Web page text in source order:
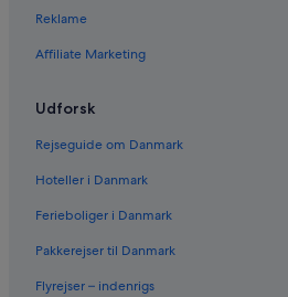
Reklame
Affiliate Marketing
Udforsk
Rejseguide om Danmark
Hoteller i Danmark
Ferieboliger i Danmark
Pakkerejser til Danmark
Flyrejser – indenrigs